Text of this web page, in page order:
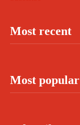
Most recent
Most popular